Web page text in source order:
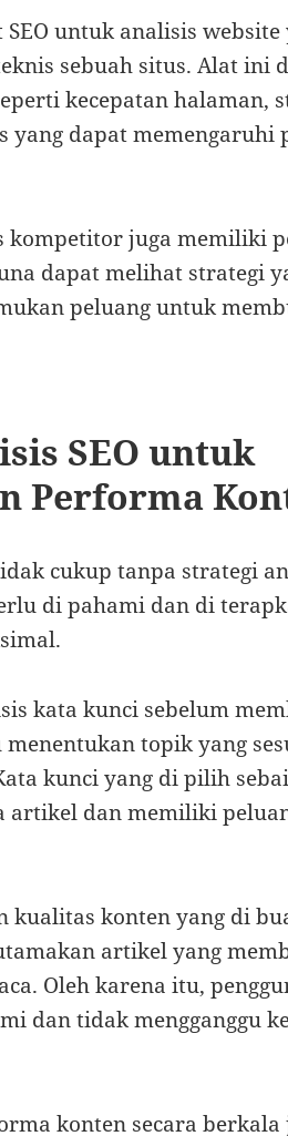
untuk analisis
sebuah situs. Alat ini
kecepatan halaman,
yang dapat memengaruhi
kompetitor juga memiliki
dapat melihat strategi
peluang untuk
SEO untuk
Performa
cukup tanpa strategi
di pahami dan di
kata kunci sebelum
topik yang
kunci yang di pilih
artikel dan memiliki
kualitas konten yang di
artikel yang
Oleh karena itu,
dan tidak mengganggu
konten secara